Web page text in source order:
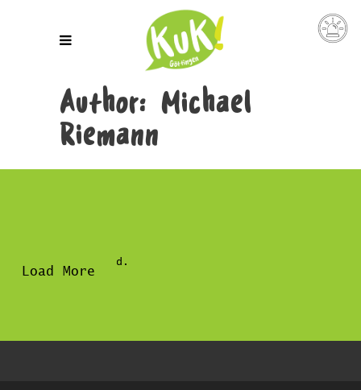
Author: Michael
Riemann
No posts were found.
Load More